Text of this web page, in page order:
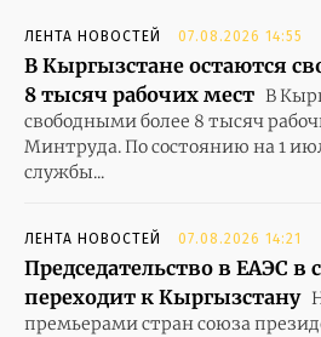
ЛЕНТА НОВОСТЕЙ 07.08.2026 14:55
В Кыргызстане остаются
8 тысяч рабочих мест В
свободными более 8 тысяч
Минтруда. По состоянию на 1
службы...
ЛЕНТА НОВОСТЕЙ 07.08.2026 14:21
Председательство в ЕАЭС в
переходит к Кыргызстану
премьерами стран союза